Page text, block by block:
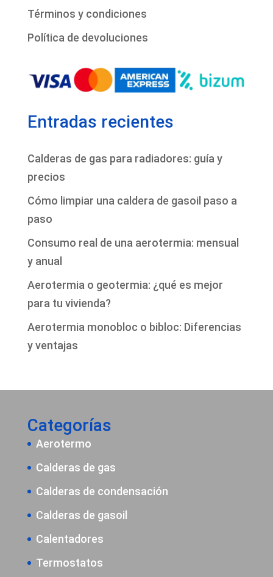
Términos y condiciones
Política de devoluciones
Entradas recientes
Calderas de gas para radiadores: guía y
precios
Cómo limpiar una caldera de gasoil paso a
paso
Consumo real de una aerotermia: mensual
y anual
Aerotermia o geotermia: ¿qué es mejor
para tu vivienda?
Aerotermia monobloc o bibloc: Diferencias
y ventajas
Categorías
Aerotermo
Calderas de gas
Calderas de condensación
Calderas de gasoil
Calentadores
Termostatos